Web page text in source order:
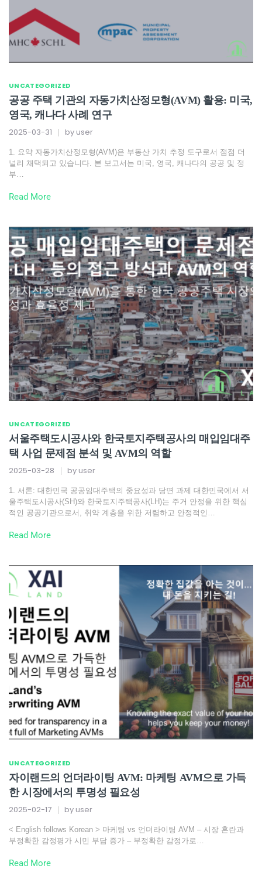
UNCATEGORIZED
공공 주택 기관의 자동가치산정모형(AVM) 활용: 미국,
영국, 캐나다 사례 연구
2025-03-31 by user
1. 요약 자동가치산정모형(AVM)은 부동산 가치 추정 도구로서 점점 더
널리 채택되고 있습니다. 본 보고서는 미국, 영국, 캐나다의 공공 및 정
부…
Read More
UNCATEGORIZED
서울주택도시공사와 한국토지주택공사의 매입임대주
택 사업 문제점 분석 및 AVM의 역할
2025-03-28 by user
1. 서론: 대한민국 공공임대주택의 중요성과 당면 과제 대한민국에서 서
울주택도시공사(SH)와 한국토지주택공사(LH)는 주거 안정을 위한 핵심
적인 공공기관으로서, 취약 계층을 위한 저렴하고 안정적인…
Read More
UNCATEGORIZED
자이랜드의 언더라이팅 AVM: 마케팅 AVM으로 가득
한 시장에서의 투명성 필요성
2025-02-17 by user
< English follows Korean > 마케팅 vs 언더라이팅 AVM – 시장 혼란과
부정확한 감정평가 시민 부담 증가 – 부정확한 감정가로…
Read More